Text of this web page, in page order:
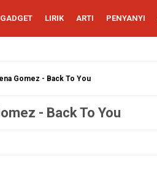
GADGET LIRIK ARTI PENYANYI
Gomez - Back To You
- Back To You